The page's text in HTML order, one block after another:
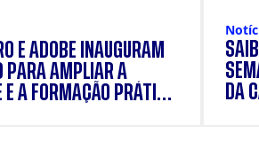
E ADOBE INAUGURAM
PARA AMPLIAR A
A FORMAÇÃO PRÁTICA
DA